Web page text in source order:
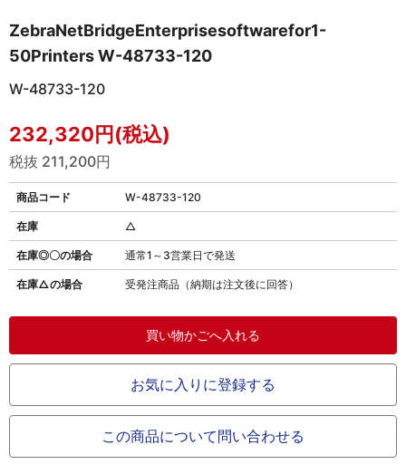
ZebraNetBridgeEnterprisesoftwarefor1-
50Printers W-48733-120
W-48733-120
232,320円(税込)
税抜 211,200円
商品コード W-48733-120
在庫◎〇の場合 通常1～3営業日で発送
在庫△の場合 受発注商品（納期は注文後に回答）
在庫 △
お気に入りに登録する
この商品について問い合わせる